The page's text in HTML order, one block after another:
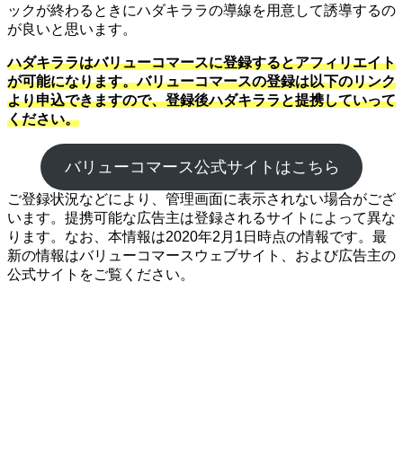
ックが終わるときにハダキララの導線を用意して誘導するの
が良いと思います。
ハダキララはバリューコマースに登録するとアフィリエイト
が可能になります。バリューコマースの登録は以下のリンク
より申込できますので、登録後ハダキララと提携していって
ください。
バリューコマース公式サイトはこちら
ご登録状況などにより、管理画面に表示されない場合がござ
います。提携可能な広告主は登録されるサイトによって異な
ります。なお、本情報は2020年2月1日時点の情報です。最
新の情報はバリューコマースウェブサイト、および広告主の
公式サイトをご覧ください。